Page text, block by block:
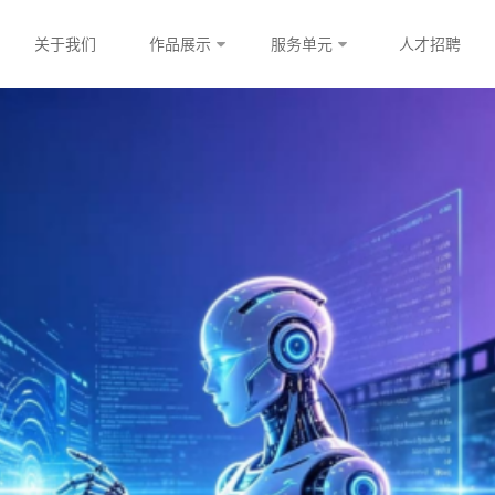
关于我们 作品展示 服务单元 人才招聘